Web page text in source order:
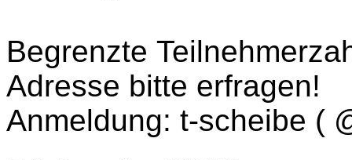
Begrenzte
Adresse bitte erfragen!
Anmeldung: t-scheibe (